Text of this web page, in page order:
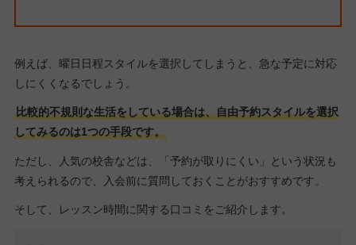
例えば、曜日日程スタイルを選択してしまうと、急な予定に対応
しにくくなるでしょう。
比較的不規則な生活をしている場合は、自由予約スタイルを選択
してみるのは1つの手段です。
ただし、人気の校舎などは、「予約が取りにくい」という状況も
考えられるので、入会前に質問しておくことがおすすめです。
そして、レッスン時間に関する口コミをご紹介します。